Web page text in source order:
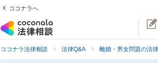
ココナラへ
ココナラ法律相談 法律Q&A 離婚・男女問題の法